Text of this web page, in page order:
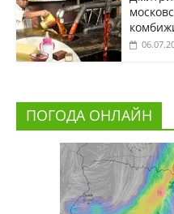
ПОГОДА ОНЛАЙН